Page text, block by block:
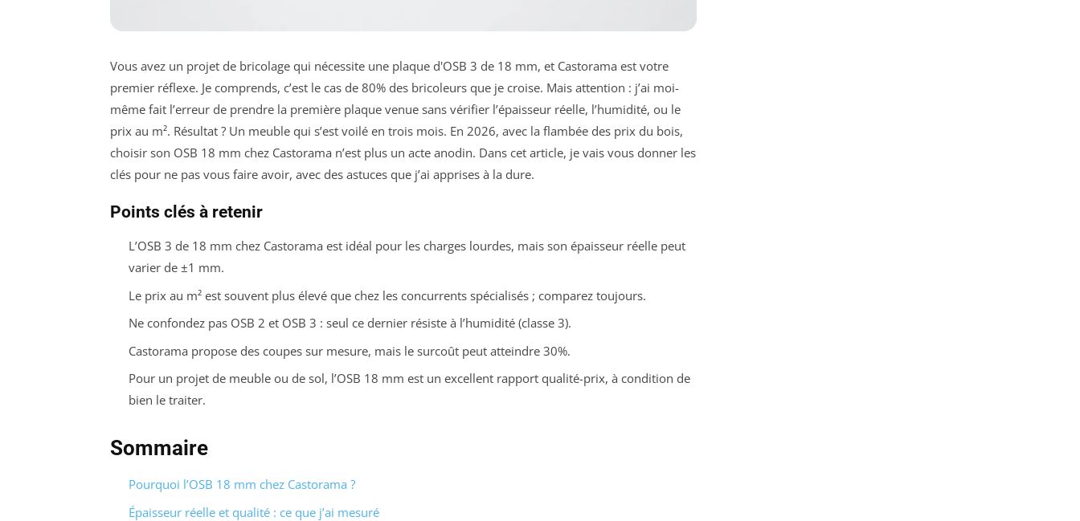
Vous avez un projet de bricolage qui nécessite une plaque d'OSB 3 de 18 mm, et Castorama est votre
premier réflexe. Je comprends, c’est le cas de 80% des bricoleurs que je croise. Mais attention : j’ai moi-
même fait l’erreur de prendre la première plaque venue sans vérifier l’épaisseur réelle, l’humidité, ou le
prix au m². Résultat ? Un meuble qui s’est voilé en trois mois. En 2026, avec la flambée des prix du bois,
choisir son OSB 18 mm chez Castorama n’est plus un acte anodin. Dans cet article, je vais vous donner les
clés pour ne pas vous faire avoir, avec des astuces que j’ai apprises à la dure.
Points clés à retenir
L’OSB 3 de 18 mm chez Castorama est idéal pour les charges lourdes, mais son épaisseur réelle peut
varier de ±1 mm.
Le prix au m² est souvent plus élevé que chez les concurrents spécialisés ; comparez toujours.
Ne confondez pas OSB 2 et OSB 3 : seul ce dernier résiste à l’humidité (classe 3).
Castorama propose des coupes sur mesure, mais le surcoût peut atteindre 30%.
Pour un projet de meuble ou de sol, l’OSB 18 mm est un excellent rapport qualité-prix, à condition de
bien le traiter.
Sommaire
Pourquoi l’OSB 18 mm chez Castorama ?
Épaisseur réelle et qualité : ce que j’ai mesuré